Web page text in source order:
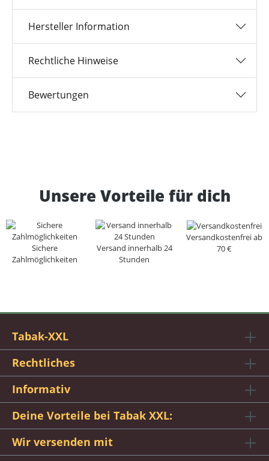
Hersteller Information
Rechtliche Hinweise
Bewertungen
Unsere Vorteile für dich
Sichere
Zahlmöglichkeiten
Versand innerhalb 24
Stunden
Versandkostenfrei ab
70 €
Tabak-XXL
Rechtliches
Informativ
Deine Vorteile bei Tabak XXL:
Wir versenden mit